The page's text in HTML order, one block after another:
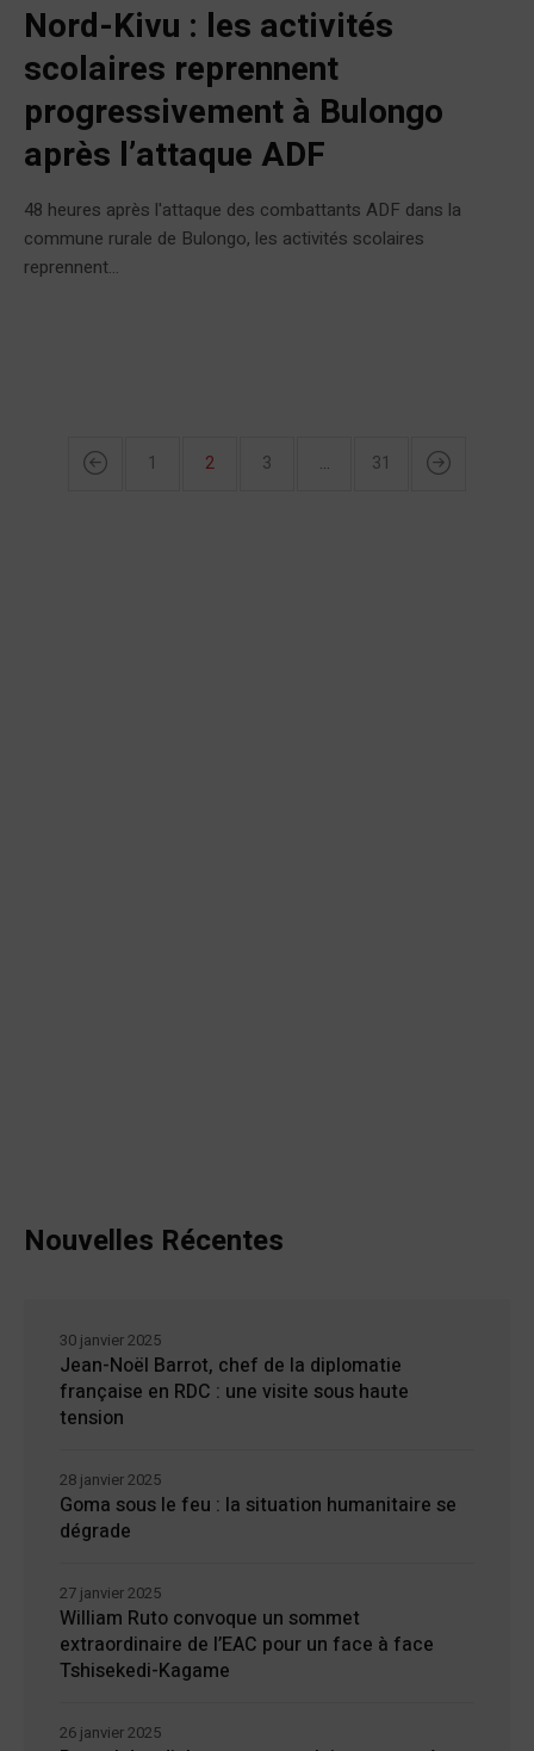
Nord-Kivu : les activités
scolaires reprennent
progressivement à Bulongo
après l’attaque ADF
48 heures après l'attaque des combattants ADF dans la
commune rurale de Bulongo, les activités scolaires
reprennent...
1 2 3 … 31
Nouvelles Récentes
Jean-Noël Barrot, chef de la diplomatie
française en RDC : une visite sous haute
tension
30 janvier 2025
Goma sous le feu : la situation humanitaire se
dégrade
28 janvier 2025
William Ruto convoque un sommet
extraordinaire de l’EAC pour un face à face
Tshisekedi-Kagame
27 janvier 2025
26 janvier 2025